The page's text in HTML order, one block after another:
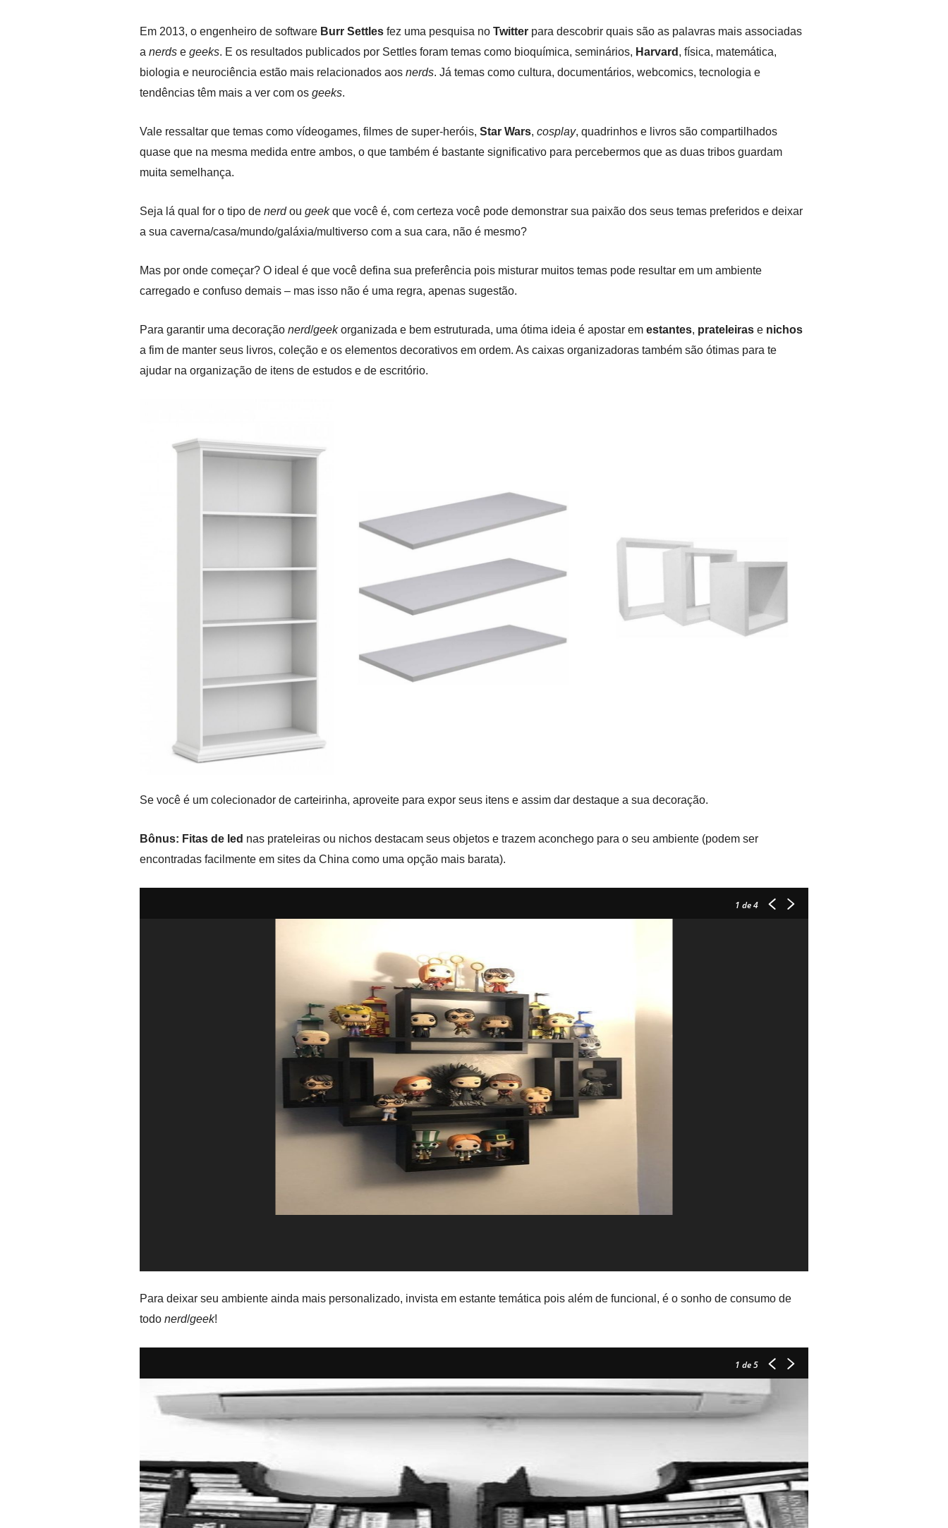
Em 2013, o engenheiro de software Burr Settles fez uma pesquisa no Twitter para descobrir quais são as palavras mais associadas
a nerds e geeks. E os resultados publicados por Settles foram temas como bioquímica, seminários, Harvard , física, matemática,
biologia e neurociência estão mais relacionados aos nerds. Já temas como cultura, documentários, webcomics, tecnologia e
tendências têm mais a ver com os geeks.
Vale ressaltar que temas como vídeogames, filmes de super-heróis, Star Wars, cosplay, quadrinhos e livros são compartilhados
quase que na mesma medida entre ambos, o que também é bastante significativo para percebermos que as duas tribos guardam
muita semelhança.
Seja lá qual for o tipo de nerdou geekque você é, com certeza você pode demonstrar sua paixão dos seus temas preferidos e deixar
a sua caverna/casa/mundo/galáxia/multiverso com a sua cara, não é mesmo?
Mas por onde começar? O ideal é que você defina sua preferência pois misturar muitos temas pode resultar em um ambiente
carregado e confuso demais – mas isso não é uma regra, apenas sugestão.
Para garantir uma decoração nerd/geekorganizada e bem estruturada, uma ótima ideia é apostar em estantes, prateleiras e nichos
a fim de manter seus livros, coleção e os elementos decorativos em ordem. As caixas organizadoras também são ótimas para te
ajudar na organização de itens de estudos e de escritório.
Se você é um colecionador de carteirinha, aproveite para expor seus itens e assim dar destaque a sua decoração.
Bônus: Fitas de led nas prateleiras ou nichos destacam seus objetos e trazem aconchego para o seu ambiente (podem ser
encontradas facilmente em sites da China como uma opção mais barata).
1 de 4
Para deixar seu ambiente ainda mais personalizado, invista em estante temática pois além de funcional, é o sonho de consumo de
todo nerd/geek!
1 de 5